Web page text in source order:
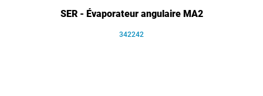
SER - Évaporateur angulaire MA2
342242